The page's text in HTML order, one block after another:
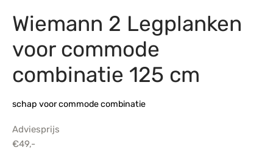
Wiemann 2 Legplanken
voor commode
combinatie 125 cm
schap voor commode combinatie
Adviesprijs
€49,-
Toonmodellen
toonmodel
PVC
PVC
en montageservice